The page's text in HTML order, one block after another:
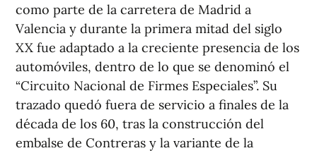
como parte de la carretera de Madrid a
Valencia y durante la primera mitad del siglo
XX fue adaptado a la creciente presencia de los
automóviles, dentro de lo que se denominó el
“Circuito Nacional de Firmes Especiales”. Su
trazado quedó fuera de servicio a finales de la
década de los 60, tras la construcción del
embalse de Contreras y la variante de la